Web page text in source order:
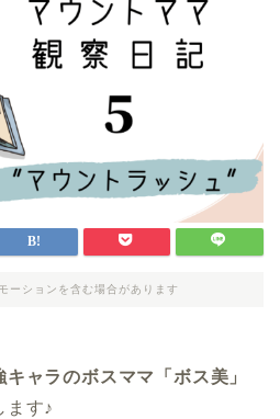
ーションを含む場合があります
キャラのボスママ「ボス美」
ます♪